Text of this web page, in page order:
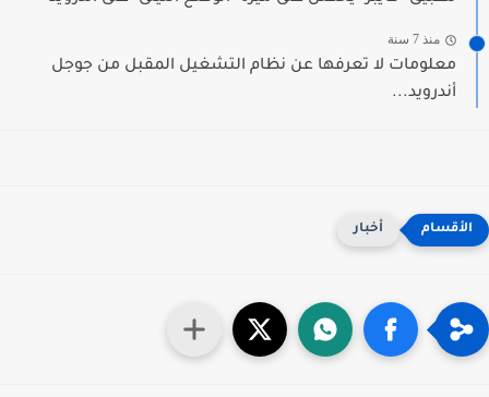
منذ 7 سنة
معلومات لا تعرفها عن نظام التشغيل المقبل من جوجل
أندرويد...
أخبار